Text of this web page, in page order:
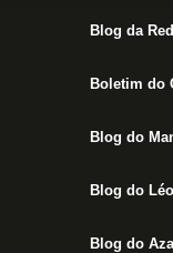
Blog da
Boletim do
Blog do
Blog do
Blog do
o copo do